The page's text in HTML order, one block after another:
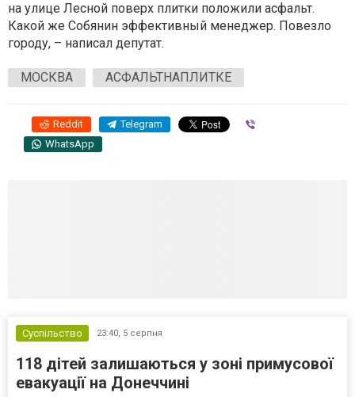
на улице Лесной поверх плитки положили асфальт.
Какой же Собянин эффективный менеджер. Повезло
городу, – написал депутат.
МОСКВА АСФАЛЬТНАПЛИТКЕ
Reddit Telegram
WhatsApp
Суспільство 23:40, 5 серпня
118 дітей залишаються у зоні примусової
евакуації на Донеччині